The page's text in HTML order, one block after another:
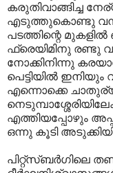
കരുതിവാങ്ങിച്ച
എടുത്തുകൊണ്ടു
പടത്തിന്റെ മുകളിൽ
ഫ്രെയിമിനു രണ്ടു
നോക്കിനിന്നു
പെട്ടിയിൽ ഇനിയും
എന്നൊക്കെ
എത്തിയപ്പോഴും
ഒന്നു കൂടി
പിറ്റ്സ്ബർഗിലെ